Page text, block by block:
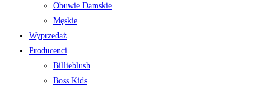
Obuwie Damskie
Męskie
Wyprzedaż
Producenci
Billieblush
Boss Kids